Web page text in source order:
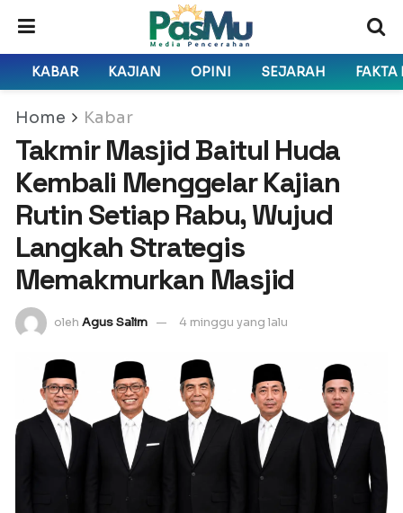
KABAR KAJIAN OPINI SEJARAH FAKTA
Home Kabar
Takmir Masjid Baitul Huda
Kembali Menggelar Kajian
Rutin Setiap Rabu, Wujud
Langkah Strategis
Memakmurkan Masjid
oleh Agus Salim 4 minggu yang lalu